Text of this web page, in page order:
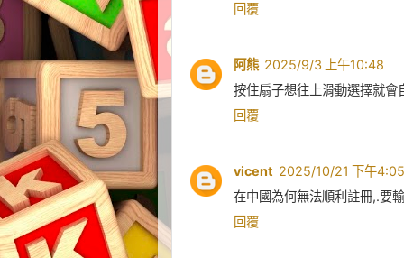
回覆
阿熊 2025/9/3 上午10:48
按住扇子想往上滑動選擇就會
回覆
vicent 2025/10/21 下午4:05
在中國為何無法順利註冊,.要
回覆